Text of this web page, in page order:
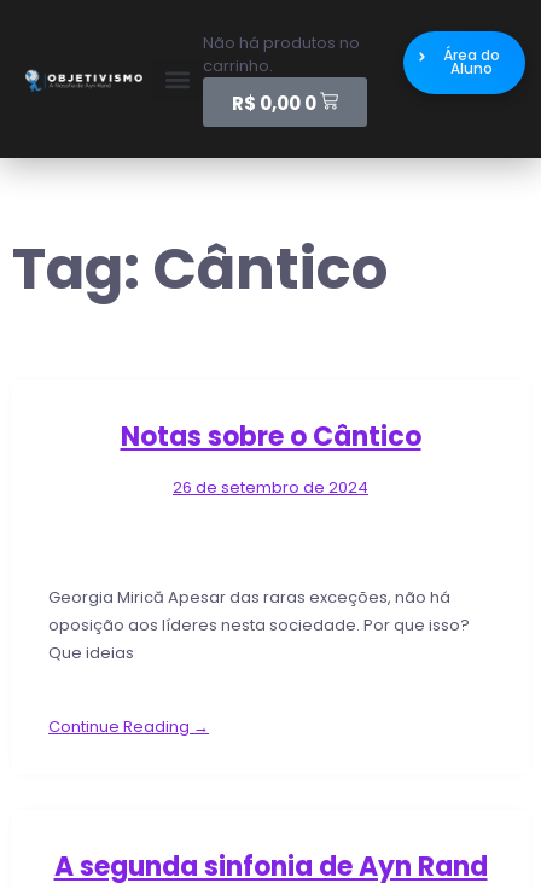
Não há produtos no
carrinho.
R$ 0,00 0
Área do
Aluno
Tag: Cântico
Notas sobre o Cântico
26 de setembro de 2024
Georgia Mirică Apesar das raras exceções, não há
oposição aos líderes nesta sociedade. Por que isso?
Que ideias
Continue Reading →
A segunda sinfonia de Ayn Rand